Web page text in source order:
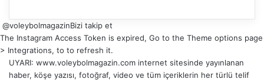
@voleybolmagazinBizi takip et
The Instagram Access Token is expired, Go to the Theme options page
> Integrations, to to refresh it.
UYARI: www.voleybolmagazin.com internet sitesinde yayınlanan
haber, köşe yazısı, fotoğraf, video ve tüm içeriklerin her türlü telif